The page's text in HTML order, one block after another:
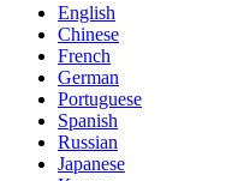
English
Chinese
French
German
Portuguese
Spanish
Russian
Japanese